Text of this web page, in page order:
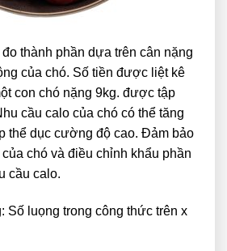
thành phần dựa trên cân nặng
của chó. Số tiền được liệt kê
con chó nặng 9kg. được tập
cầu calo của chó có thể tăng
thể dục cường độ cao. Đảm bảo
chó và điều chỉnh khẩu phần
cầu calo.
Số luọng trong công thức trên x